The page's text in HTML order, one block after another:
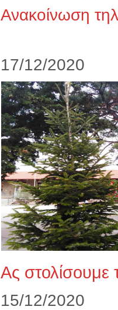
Ανακοίνωση
17/12/2020
Ας στολίσουμε
15/12/2020